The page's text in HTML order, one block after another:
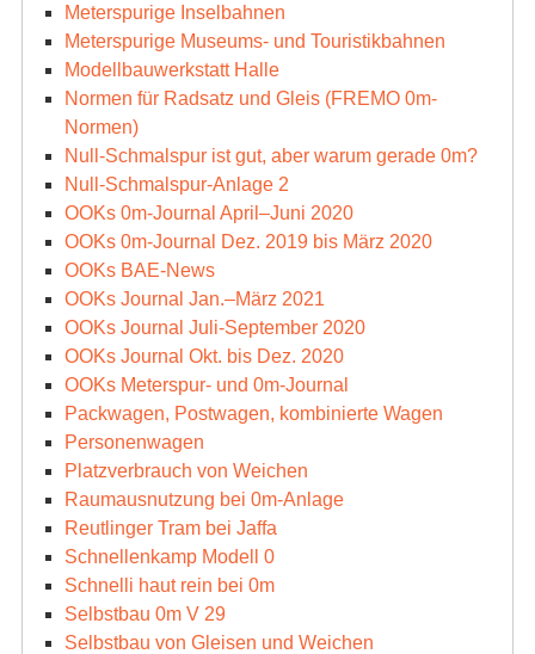
Meterspurige Inselbahnen
Meterspurige Museums- und Touristikbahnen
Modellbauwerkstatt Halle
Normen für Radsatz und Gleis (FREMO 0m-
Normen)
Null-Schmalspur ist gut, aber warum gerade 0m?
Null-Schmalspur-Anlage 2
OOKs 0m-Journal April–Juni 2020
OOKs 0m-Journal Dez. 2019 bis März 2020
OOKs BAE-News
OOKs Journal Jan.–März 2021
OOKs Journal Juli-September 2020
OOKs Journal Okt. bis Dez. 2020
OOKs Meterspur- und 0m-Journal
Packwagen, Postwagen, kombinierte Wagen
Personenwagen
Platzverbrauch von Weichen
Raumausnutzung bei 0m-Anlage
Reutlinger Tram bei Jaffa
Schnellenkamp Modell 0
Schnelli haut rein bei 0m
Selbstbau 0m V 29
Selbstbau von Gleisen und Weichen